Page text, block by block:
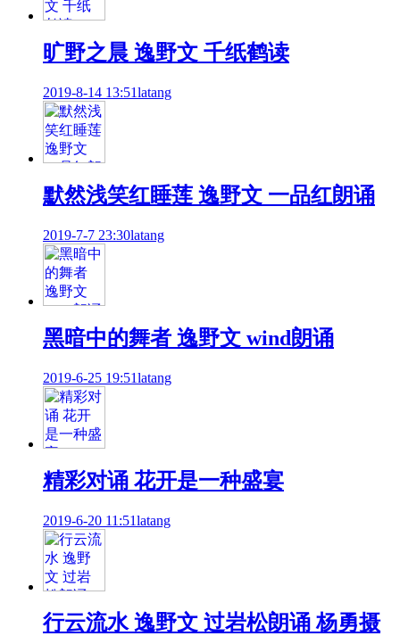
旷野之晨 逸野文 千纸鹤读
2019-8-14 13:51latang
默然浅笑红睡莲 逸野文 一品红朗诵
2019-7-7 23:30latang
黑暗中的舞者 逸野文 wind朗诵
2019-6-25 19:51latang
精彩对诵 花开是一种盛宴
2019-6-20 11:51latang
行云流水 逸野文 过岩松朗诵 杨勇摄